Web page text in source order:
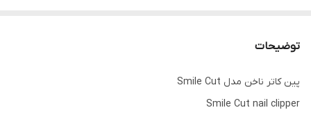
توضیحات
پین کاتر ناخن مدل Smile Cut
Smile Cut nail clipper